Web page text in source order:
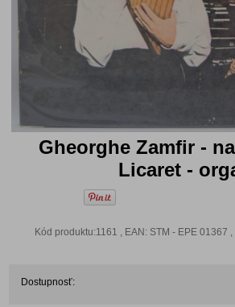
Gheorghe Zamfir -
Licaret -
Kód produktu:1161 , EAN: STM - EPE 01367
Dostupnosť: